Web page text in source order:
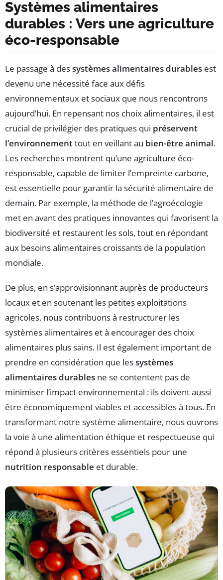
Systèmes alimentaires
durables : Vers une agriculture
éco-responsable
Le passage à dessystèmes alimentaires durables est
devenu une nécessité face aux défis
environnementaux et sociaux que nous rencontrons
aujourd’hui. En repensant nos choix alimentaires, il est
crucial de privilégier des pratiques qui préservent
l’environnementtout en veillant au bien-être animal.
Les recherches montrent qu’une agriculture éco-
responsable, capable de limiter l’empreinte carbone,
est essentielle pour garantir la sécurité alimentaire de
demain. Par exemple, la méthode de l’agroécologie
met en avant des pratiques innovantes qui favorisent la
biodiversité et restaurent les sols, tout en répondant
aux besoins alimentaires croissants de la population
mondiale.
De plus, en s’approvisionnant auprès de producteurs
locaux et en soutenant les petites exploitations
agricoles, nous contribuons à restructurer les
systèmes alimentaires et à encourager des choix
alimentaires plus sains. Il est également important de
prendre en considération que lessystèmes
alimentaires durables ne se contentent pas de
minimiser l’impact environnemental : ils doivent aussi
être économiquement viables et accessibles à tous. En
transformant notre système alimentaire, nous ouvrons
la voie à une alimentation éthique et respectueuse qui
répond à plusieurs critères essentiels pour une
nutrition responsable et durable.